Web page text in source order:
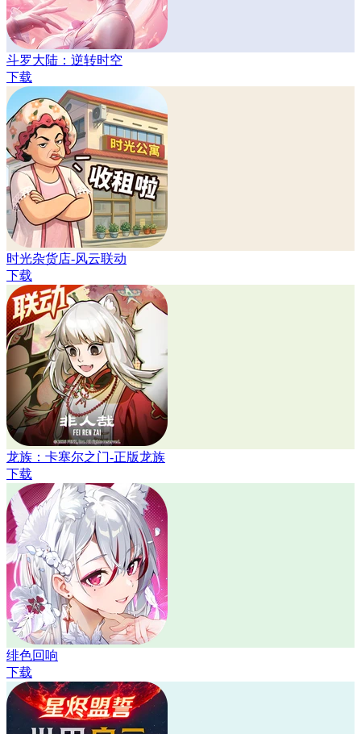
斗罗大陆：逆转时空
下载
时光杂货店-风云联动
下载
龙族：卡塞尔之门-正版龙族
下载
绯色回响
下载